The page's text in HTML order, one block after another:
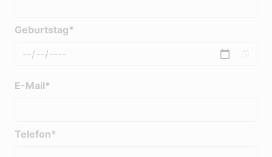
Geburtstag*
E-Mail*
Telefon*